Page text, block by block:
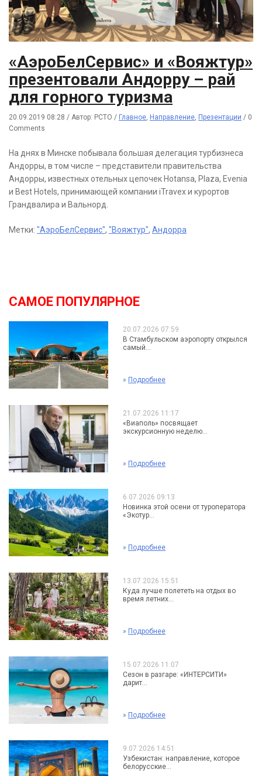
«АэроБелСервис» и «Вояжтур»
презентовали Андорру – рай
для горного туризма
20.09.2019 08:28 / Автор: РСТО / Главное, Направление, Презентации / 0
Comments
На днях в Минске побывала большая делегация турбизнеса
Андорры, в том числе – представители правительства
Андорры, известных отельных цепочек Hotansa, Plaza, Evenia
и Best Hotels, принимающей компании iTravex и курортов
Грандвалира и Вальнорд.
Метки: "АэроБелСервис", "Вояжтур", Андорра
САМОЕ ПОПУЛЯРНОЕ
20.07.2026 07:59
В Стамбульском аэропорту открылся
самый...
» Подробнее
21.07.2026 11:17
«Виаполь» посвящает
экскурсионную неделю...
» Подробнее
6.07.2026 09:13
Новинка этой осени от туроператора
«Экотур...
» Подробнее
13.07.2026 15:51
Куда лучше полететь на отдых во
время летних...
» Подробнее
15.07.2026 11:07
Сезон в разгаре: «ИНТЕРСИТИ»
дарит...
» Подробнее
9.07.2026 14:51
Узбекистан: направление, которое
белорусские...